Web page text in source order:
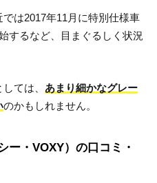
は2017年11月に特別仕様車
するなど、目まぐるしく状況
ては、 あまり細かなグレー
のかもしれません。
ー・VOXY）の口コミ・